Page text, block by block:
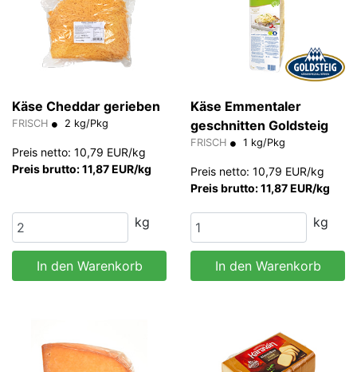
Käse Cheddar gerieben
FRISCH 2 kg/Pkg
Preis netto: 10,79 EUR/kg
Preis brutto: 11,87 EUR/kg
kg
In den Warenkorb
Käse Emmentaler
geschnitten Goldsteig
FRISCH 1 kg/Pkg
Preis netto: 10,79 EUR/kg
Preis brutto: 11,87 EUR/kg
kg
In den Warenkorb